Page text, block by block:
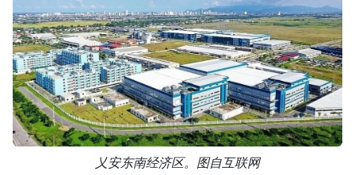
乂安东南经济区。图自互联网